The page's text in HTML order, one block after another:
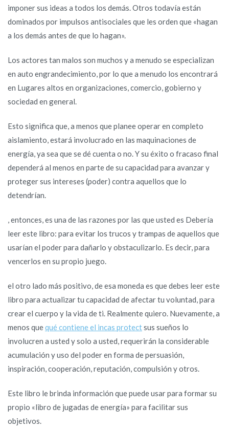
imponer sus ideas a todos los demás. Otros todavía están
dominados por impulsos antisociales que les orden que «hagan
a los demás antes de que lo hagan».
Los actores tan malos son muchos y a menudo se especializan
en auto engrandecimiento, por lo que a menudo los encontrará
en Lugares altos en organizaciones, comercio, gobierno y
sociedad en general.
Esto significa que, a menos que planee operar en completo
aislamiento, estará involucrado en las maquinaciones de
energía, ya sea que se dé cuenta o no. Y su éxito o fracaso final
dependerá al menos en parte de su capacidad para avanzar y
proteger sus intereses (poder) contra aquellos que lo
detendrían.
, entonces, es una de las razones por las que usted es Debería
leer este libro: para evitar los trucos y trampas de aquellos que
usarían el poder para dañarlo y obstaculizarlo. Es decir, para
vencerlos en su propio juego.
el otro lado más positivo, de esa moneda es que debes leer este
libro para actualizar tu capacidad de afectar tu voluntad, para
crear el cuerpo y la vida de ti. Realmente quiero. Nuevamente, a
menos quequé contiene el incas protectsus sueños lo
involucren a usted y solo a usted, requerirán la considerable
acumulación y uso del poder en forma de persuasión,
inspiración, cooperación, reputación, compulsión y otros.
Este libro le brinda información que puede usar para formar su
propio «libro de jugadas de energía» para facilitar sus
objetivos.